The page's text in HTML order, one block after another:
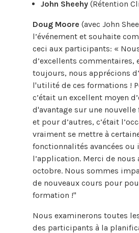
John Sheehy (Rétention
Doug Moore (avec John
l’événement et souhaite
ceci aux participants: «
d’excellents commentaires,
toujours, nous apprécions
l'utilité de ces formations !
c’était un excellent moyen
d'avantage sur une
et pour d’autres, c’était
vraiment se mettre à
fonctionnalités avancées ou
l’application. Merci de nous
octobre. Nous sommes
de nouveaux cours pour
formation !"
Nous examinerons toutes
des participants à la